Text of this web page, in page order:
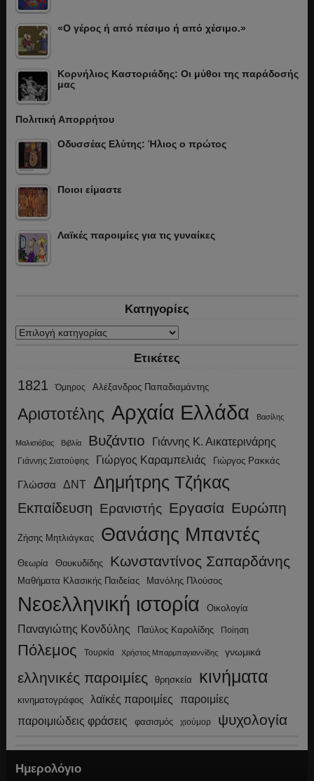
«Ο γέρος ή από πέσιμο ή από χέσιμο.»
Κορνήλιος Καστοριάδης: Οι μύθοι της παράδοσής
μας
Πολιτική Απορρήτου
Οδυσσέας Ελύτης: Ήλιος ο πρώτος
Ποιοι είμαστε
Λαϊκές παροιμίες για τις γυναίκες
Κατηγορίες
Κατηγορίες
Ετικέτες
1821 Όμηρος Αλέξανδρος Παπαδιαμάντης
Αριστοτέλης Αρχαία Ελλάδα Βασίλης
Μαλισιόβας Βιβλία Βυζάντιο Γιάννης Κ. Αικατερινάρης
Γιάννης Σιατούφης Γιώργος Καραμπελιάς Γιώργος Ρακκάς
Γλώσσα ΔΝΤ Δημήτρης Τζήκας
Εκπαίδευση Ερανιστής Εργασία Ευρώπη
Ζήσης Μητλιάγκας Θανάσης Μπαντές
Θεωρία Θουκυδίδης Κωνσταντίνος Σαπαρδάνης
Μαθήματα Κλασικής Παιδείας Μανόλης Πλούσος
Νεοελληνική ιστορία Οικολογία
Παναγιώτης Κονδύλης Παύλος Καρολίδης Ποίηση
Πόλεμος Τουρκία Χρήστος Μπαρμπαγιαννίδης γνωμικά
ελληνικές παροιμίες θρησκεία κινήματα
κινηματογράφος λαϊκές παροιμίες παροιμίες
παροιμιώδεις φράσεις φασισμός χιούμορ ψυχολογία
Ημερολόγιο